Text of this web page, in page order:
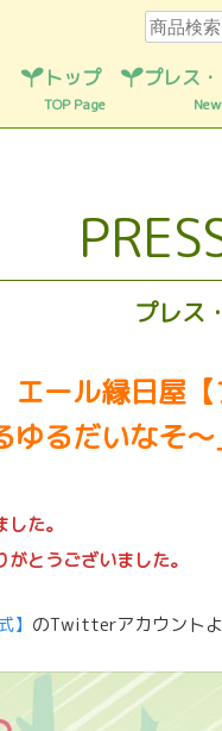
トップ
TOP Page
プレス
検索
プレス
エール縁日屋
ゆるだいなそ
た。
とうございました。
】 のTwitterアカウント